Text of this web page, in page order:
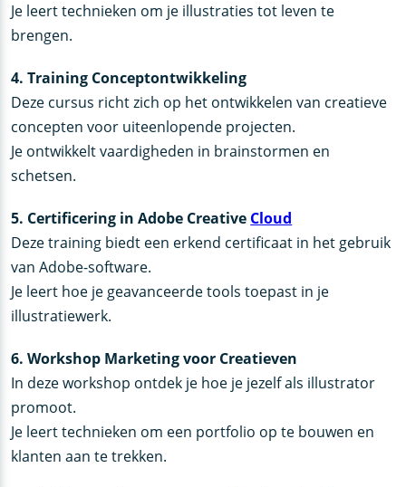
Je leert technieken om je illustraties tot leven te
brengen.
4. Training Conceptontwikkeling
Deze cursus richt zich op het ontwikkelen van creatieve
concepten voor uiteenlopende projecten.
Je ontwikkelt vaardigheden in brainstormen en
schetsen.
5. Certificering in Adobe Creative Cloud
Deze training biedt een erkend certificaat in het gebruik
van Adobe-software.
Je leert hoe je geavanceerde tools toepast in je
illustratiewerk.
6. Workshop Marketing voor Creatieven
In deze workshop ontdek je hoe je jezelf als illustrator
promoot.
Je leert technieken om een portfolio op te bouwen en
klanten aan te trekken.